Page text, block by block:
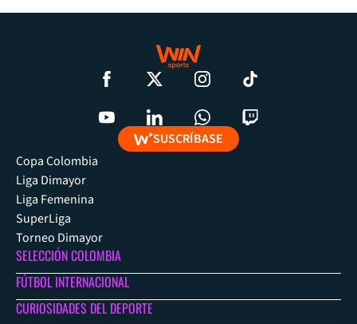
SUSCRÍBASE
Copa Colombia
Liga Dimayor
Liga Femenina
SuperLiga
Torneo Dimayor
SELECCIÓN COLOMBIA
FÚTBOL INTERNACIONAL
CURIOSIDADES DEL DEPORTE